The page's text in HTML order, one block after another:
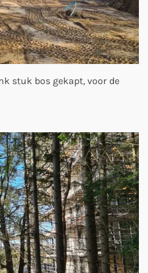
stuk bos gekapt, voor de